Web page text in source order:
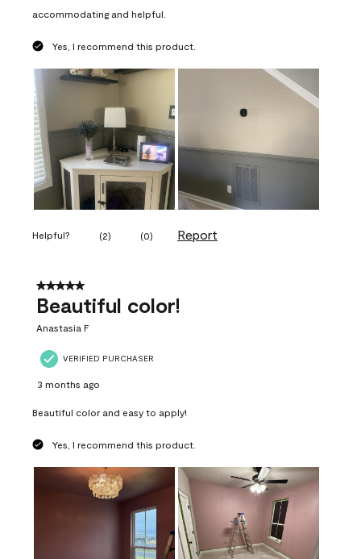
accommodating and helpful.
Yes, I recommend this product.
Helpful? (2) (0) Report
5 out of 5 stars.
Beautiful color!
Anastasia F
VERIFIED PURCHASER
3 months ago
Beautiful color and easy to apply!
Yes, I recommend this product.